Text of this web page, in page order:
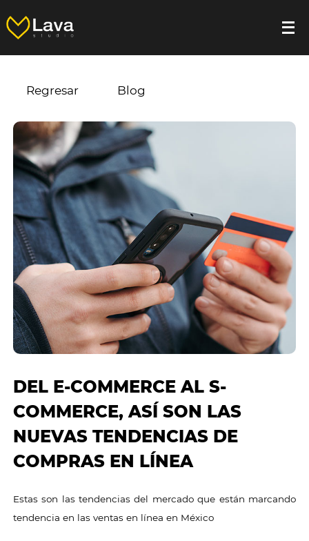
Regresar Blog
DEL E-COMMERCE AL S-
COMMERCE, ASÍ SON LAS
NUEVAS TENDENCIAS DE
COMPRAS EN LÍNEA
Estas son las tendencias del mercado que están marcando
tendencia en las ventas en línea en México